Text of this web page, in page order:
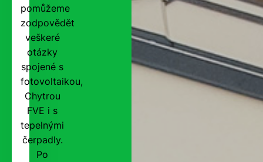
pomůžeme
zodpovědět
veškeré
otázky
spojené s
fotovoltaikou,
Chytrou
FVE i s
tepelnými
čerpadly.
Po